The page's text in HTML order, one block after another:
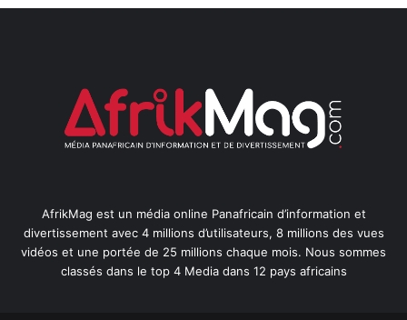
AfrikMag est un média online Panafricain d’information et
divertissement avec 4 millions d’utilisateurs, 8 millions des vues
vidéos et une portée de 25 millions chaque mois. Nous sommes
classés dans le top 4 Media dans 12 pays africains